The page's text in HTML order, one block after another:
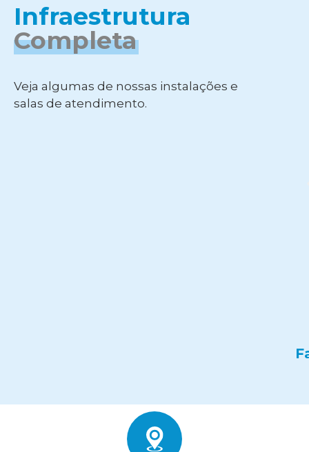
Infraestrutura
Completa
Veja algumas de nossas instalações e
salas de atendimento.